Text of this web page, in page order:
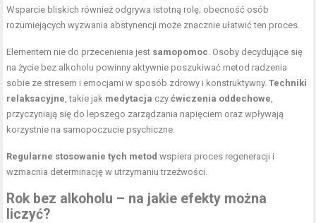
Wsparcie bliskich również odgrywa istotną rolę; obecność osób
rozumiejących wyzwania abstynencji może znacznie ułatwić ten proces.
Elementem nie do przecenienia jest samopomoc . Osoby decydujące się
na życie bez alkoholu powinny aktywnie poszukiwać metod radzenia
sobie ze stresem i emocjami w sposób zdrowy i konstruktywny.Techniki
relaksacyjne , takie jak medytacja czyćwiczenia oddechowe
przyczyniają się do lepszego zarządzania napięciem oraz wpływają
korzystnie na samopoczucie psychiczne.
Regularne stosowanie tych metod wspiera proces regeneracji i
wzmacnia determinację w utrzymaniu trzeźwości.
Rok bez alkoholu – na jakie efekty można
liczyć?